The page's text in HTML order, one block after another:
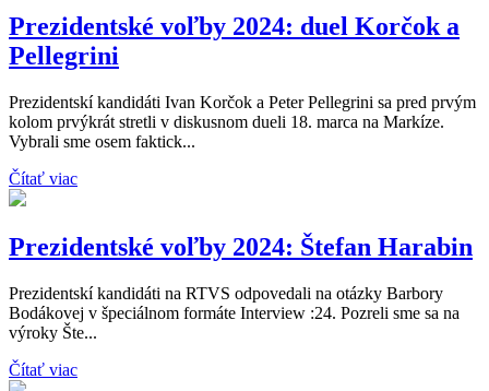
Prezidentské voľby 2024: duel Korčok a
Pellegrini
Prezidentskí kandidáti Ivan Korčok a Peter Pellegrini sa pred prvým
kolom prvýkrát stretli v diskusnom dueli 18. marca na Markíze.
Vybrali sme osem faktick...
Čítať viac
Prezidentské voľby 2024: Štefan Harabin
Prezidentskí kandidáti na RTVS odpovedali na otázky Barbory
Bodákovej v špeciálnom formáte Interview :24. Pozreli sme sa na
výroky Šte...
Čítať viac